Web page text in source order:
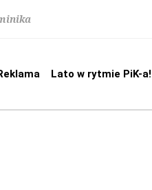
Lato w rytmie PiK-a!